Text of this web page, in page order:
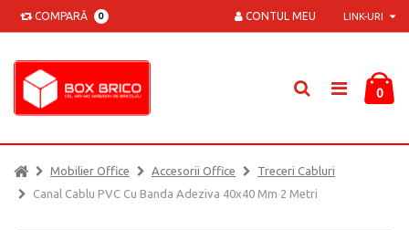
COMPARĂ 0 LINK-URI
CONTUL MEU
0
Mobilier Office Accesorii Office
Treceri Cabluri
Canal Cablu PVC Cu Banda Adeziva 40x40 Mm 2 Metri